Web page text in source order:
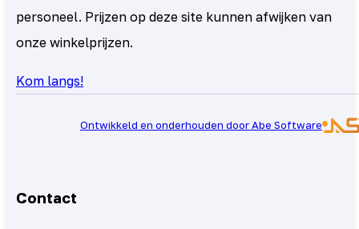
personeel. Prijzen op deze site kunnen afwijken van
onze winkelprijzen.
Kom langs!
Ontwikkeld en onderhouden door Abe Software
Contact